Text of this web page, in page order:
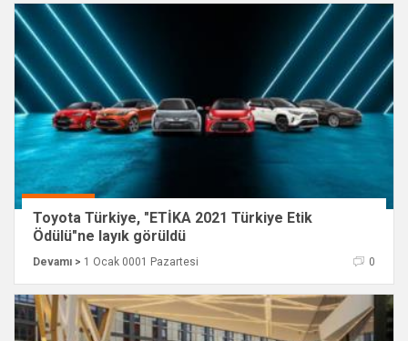
Toyota Türkiye, "ETİKA 2021 Türkiye Etik
Ödülü"ne layık görüldü
Devamı > 1 Ocak 0001 Pazartesi 0